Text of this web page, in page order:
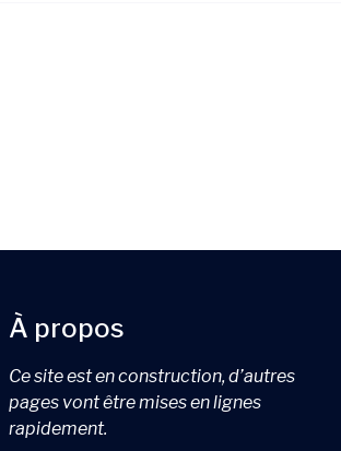
À propos
Ce site est en construction, d’autres
pages vont être mises en lignes
rapidement.